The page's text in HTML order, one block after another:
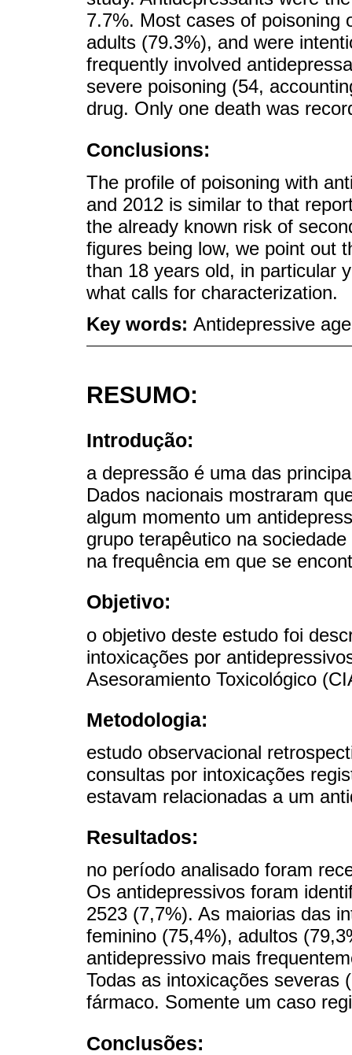
7.7%. Most cases of poisoning
adults (79.3%), and were
frequently involved
severe poisoning (54,
drug. Only one death was
Conclusions:
The profile of poisoning with
and 2012 is similar to that
the already known risk of
figures being low, we point out
than 18 years old, in particular
what calls for characterization.
Key words: Antidepressive
RESUMO:
Introdução:
a depressão é uma das
Dados nacionais mostraram
algum momento um
grupo terapêutico na
na frequência em que se
Objetivo:
o objetivo deste estudo foi
intoxicações por
Asesoramiento Toxicológico
Metodologia:
estudo observacional
consultas por intoxicações
estavam relacionadas a um
Resultados:
no período analisado foram
Os antidepressivos foram
2523 (7,7%). As maiorias das
feminino (75,4%), adultos
antidepressivo mais
Todas as intoxicações severas
fármaco. Somente um caso
Conclusões: